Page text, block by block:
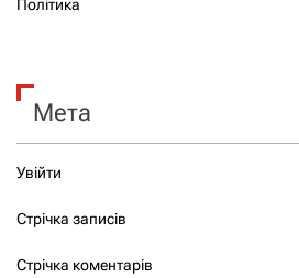
Політика
Мета
Увійти
Стрічка записів
Стрічка коментарів